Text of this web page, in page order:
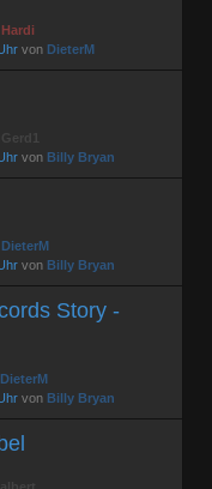
Hardi
von DieterM
von Billy Bryan
DieterM
von Billy Bryan
Story -
DieterM
von Billy Bryan